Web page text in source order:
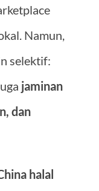
Namun,
selektif:
jaminan
dan
halal